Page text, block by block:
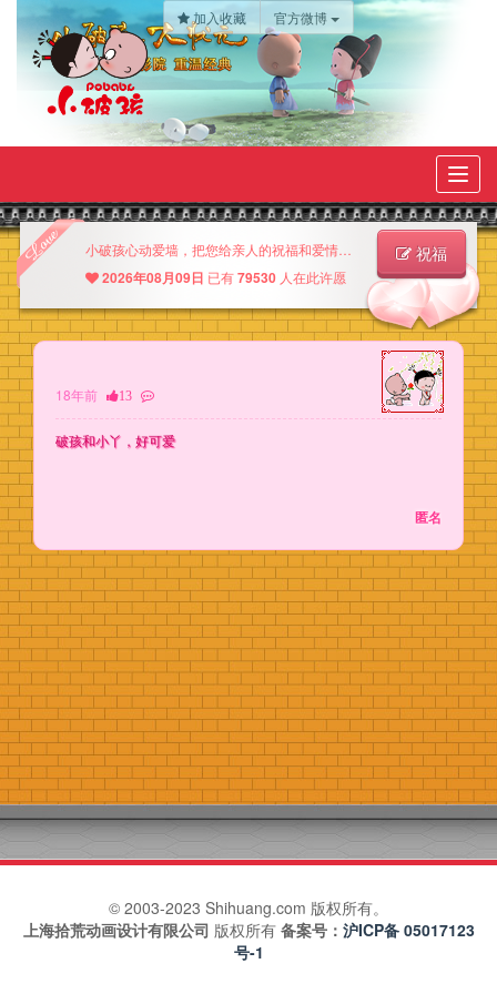
加入收藏 官方微博
小破孩心动爱墙，把您给亲人的祝福和爱情的许愿尽情的写在上面吧！
2026年08月09日 已有79530 人在此许愿
祝福
释放刷新
18年前 13
破孩和小丫，好可爱
匿名
加载更多
© 2003-2023 Shihuang.com 版权所有。
上海拾荒动画设计有限公司 版权所有 备案号： 沪ICP备 05017123
号-1